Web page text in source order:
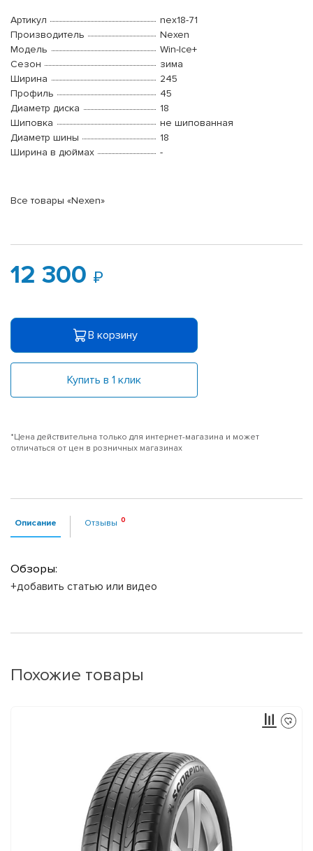
Артикул
nex18-71
Производитель
Nexen
Модель
Win-Ice+
Сезон
зима
Ширина
245
Профиль
45
Диаметр диска
18
Шиповка
не шипованная
Диаметр шины
18
Ширина в дюймах
-
Все товары «Nexen»
12 300
В корзину
Купить в 1 клик
*Цена действительна только для интернет-магазина и может
отличаться от цен в розничных магазинах
Описание Отзывы
Обзоры:
+добавить статью или видео
Похожие товары